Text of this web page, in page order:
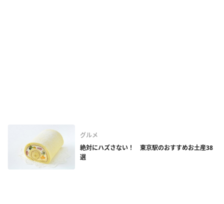
グルメ
絶対にハズさない！ 東京駅のおすすめお土産38
選